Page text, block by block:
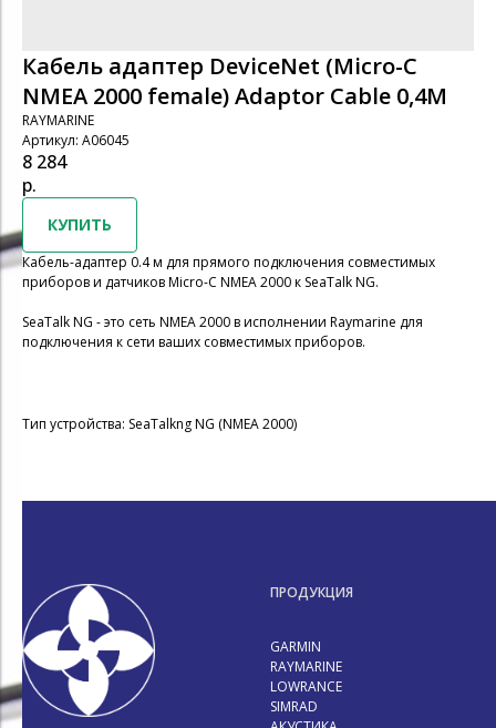
Кабель адаптер DeviceNet (Micro-C
NMEA 2000 female) Adaptor Cable 0,4M
RAYMARINE
Артикул: A06045
8 284
р.
КУПИТЬ
Кабель-адаптер 0.4 м для прямого подключения совместимых
приборов и датчиков Micro-C NMEA 2000 к SeaTalk NG.
SeaTalk NG - это сеть NMEA 2000 в исполнении Raymarine для
подключения к сети ваших совместимых приборов.
Тип устройства: SeaTalkng NG (NMEA 2000)
ПРОДУКЦИЯ
GARMIN
RAYMARINE
LOWRANCE
SIMRAD